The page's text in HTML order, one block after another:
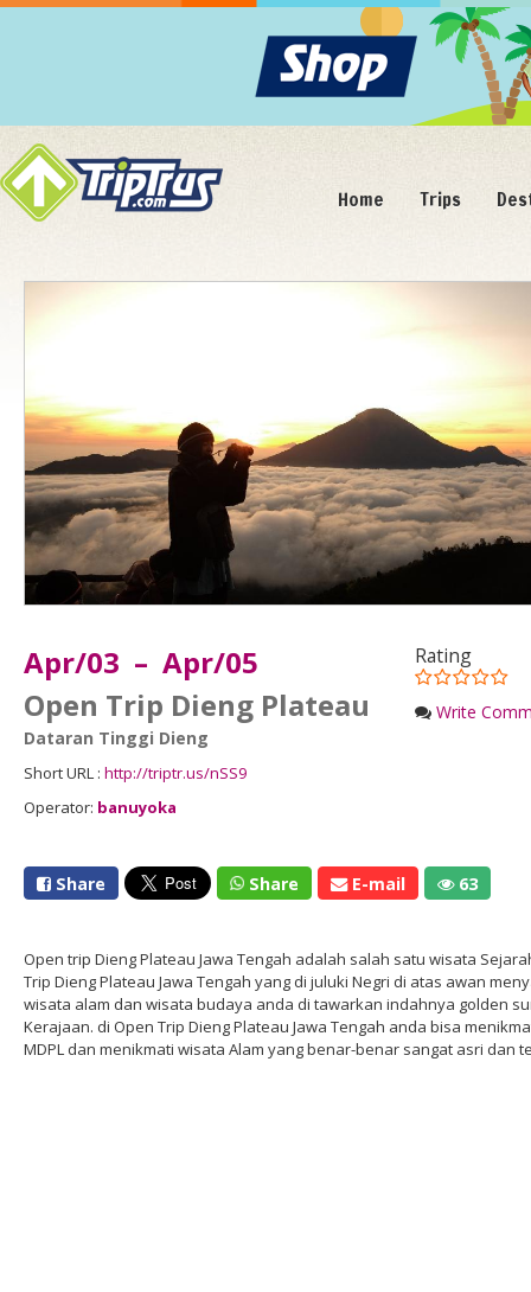
Home Trips
Rating
Write
Apr/03 – Apr/05
Open Trip Dieng Plateau
Dataran Tinggi Dieng
Short URL : http://triptr.us/nSS9
Operator: banuyoka
Share Share E-mail 63
Open trip Dieng Plateau Jawa Tengah adalah salah satu wisata
Trip Dieng Plateau Jawa Tengah yang di juluki Negri di atas awan
wisata alam dan wisata budaya anda di tawarkan indahnya golden
Kerajaan. di Open Trip Dieng Plateau Jawa Tengah anda bisa
MDPL dan menikmati wisata Alam yang benar-benar sangat asri dan